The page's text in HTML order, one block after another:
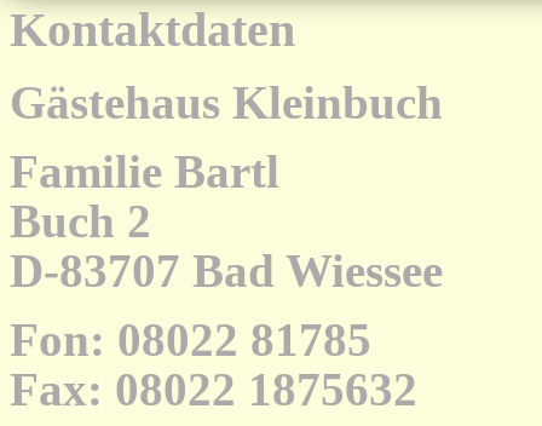
Kontaktdaten
Gästehaus Kleinbuch
Familie Bartl
Buch 2
D-83707 Bad Wiessee
Fon: 08022 81785
Fax: 08022 1875632